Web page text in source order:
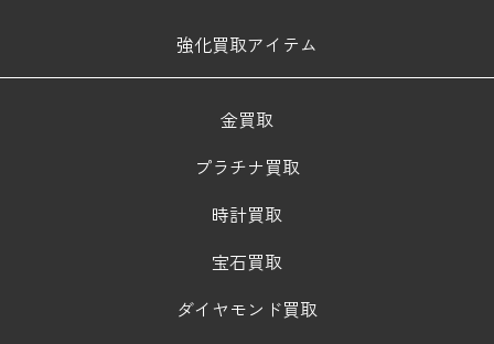
強化買取アイテム
金買取
プラチナ買取
時計買取
宝石買取
ダイヤモンド買取